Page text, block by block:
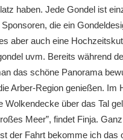
haben. Jede Gondel ist
die ein
aber auch eine
uvm. Bereits während
das schöne Panorama
Arber-Region genießen. Im
Wolkendecke über das Tal
Meer”, findet Finja.
der Fahrt bekomme ich das